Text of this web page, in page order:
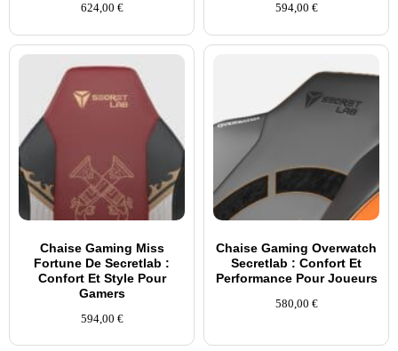
624,00 € 594,00 €
Chaise Gaming Miss
Fortune De Secretlab :
Confort Et Style Pour
Gamers
594,00 €
Chaise Gaming Overwatch
Secretlab : Confort Et
Performance Pour Joueurs
580,00 €